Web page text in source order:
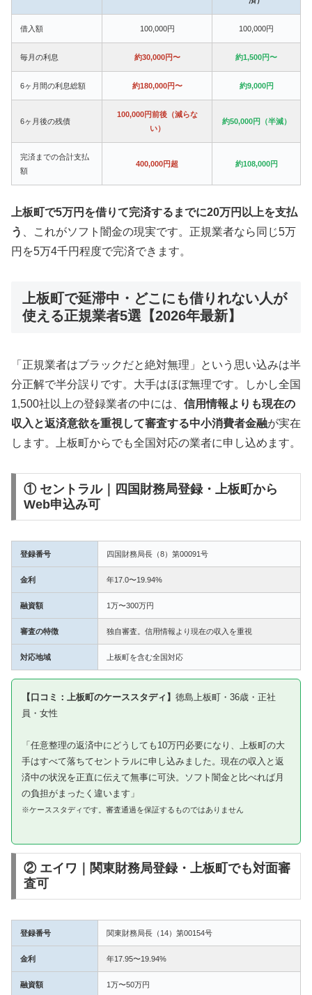
借入額 100,000円 100,000円
毎月の利息 約30,000円〜 約1,500円〜
6ヶ月間の利息総額 約180,000円〜 約9,000円
6ヶ月後の残債
100,000円前後（減らな
い）
約50,000円（半減）
完済までの合計支払
額
400,000円超 約108,000円
上板町で5万円を借りて完済するまでに20万円以上を支払
う
、これがソフト闇金の現実です。正規業者なら同じ5万
円を5万4千円程度で完済できます。
上板町で延滞中・どこにも借りれない人が
使える正規業者5選【2026年最新】
「正規業者はブラックだと絶対無理」という思い込みは半
分正解で半分誤りです。大手はほぼ無理です。しかし全国
1,500社以上の登録業者の中には、 信用情報よりも現在の
収入と返済意欲を重視して審査する中小消費者金融が実在
します。上板町からでも全国対応の業者に申し込めます。
① セントラル｜四国財務局登録・上板町から
Web申込み可
登録番号 四国財務局長（8）第00091号
金利 年17.0〜19.94%
融資額 1万〜300万円
審査の特徴 独自審査。信用情報より現在の収入を重視
対応地域 上板町を含む全国対応
【口コミ：上板町のケーススタディ】 徳島上板町・36歳・正社
員・女性
「任意整理の返済中にどうしても10万円必要になり、上板町の大
手はすべて落ちてセントラルに申し込みました。現在の収入と返
済中の状況を正直に伝えて無事に可決。ソフト闇金と比べれば月
の負担がまったく違います」
※ケーススタディです。審査通過を保証するものではありません
② エイワ｜関東財務局登録・上板町でも対面審
査可
登録番号 関東財務局長（14）第00154号
金利 年17.95〜19.94%
融資額 1万〜50万円